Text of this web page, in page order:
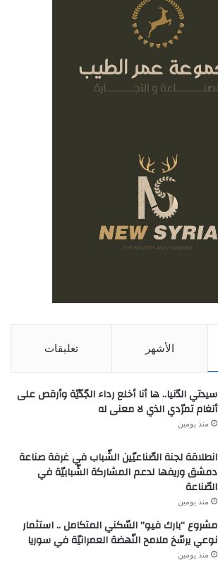
الأشهر تعليقات
سيدتي الدّنيا.. ها أنا أخلع رداء الجّدّيّة وأرقص على
أنغام تمرّدي الذي لا معنى له
منذ يومين
انطلاقة لجنة الصّناعيّين الشّباب في غرفة صناعة
دمشق وريفها لدعم المشاركة الشّبابيّة في
الصّناعة
منذ يومين
مشروع “بارك فيو” السّكني المتكامل .. استثمار
نوعي يرسّخ ملامح النّهضة العمرانيّة في سوريا
منذ يومين